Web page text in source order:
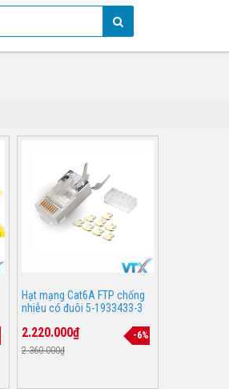
Hạt mạng Cat6A FTP chống
nhiễu có đuôi 5-1933433-3
2.220.000₫
2.360.000₫
-6%